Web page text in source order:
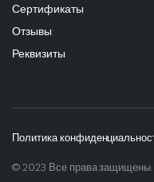
Сертификаты
Отзывы
Реквизиты
Политика
© 2023 Все права